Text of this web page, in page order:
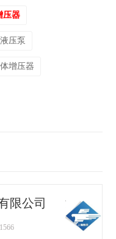
压器
压泵
增压器
限公司